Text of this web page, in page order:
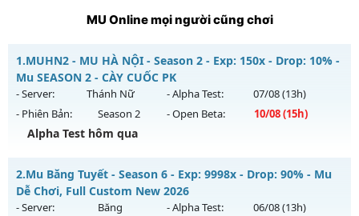
MU Online mọi người cũng chơi
1.MUHN2 - MU HÀ NỘI - Season 2 - Exp: 150x - Drop: 10% -
Mu SEASON 2 - CÀY CUỐC PK
- Server: Thánh Nữ - Alpha Test: 07/08(13h)
- Phiên Bản:
Season 2 - Open Beta: 10/08(15h)
Alpha Test hôm qua
MUHN2 - MU HÀ NỘI - Mu SEASON 2 - CÀY CUỐC PK
Mu mới ra tháng 08 2026 - Mở máy chủ
ngày 10/08/2626
2.Mu Băng Tuyết - Season 6 - Exp: 9998x - Drop: 90% - Mu
Dễ Chơi, Full Custom New 2026
- Server: Băng - Alpha Test: 06/08(13h)